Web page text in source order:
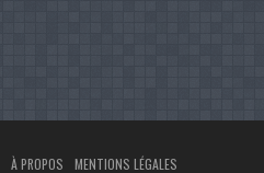
À PROPOS MENTIONS LÉGALES